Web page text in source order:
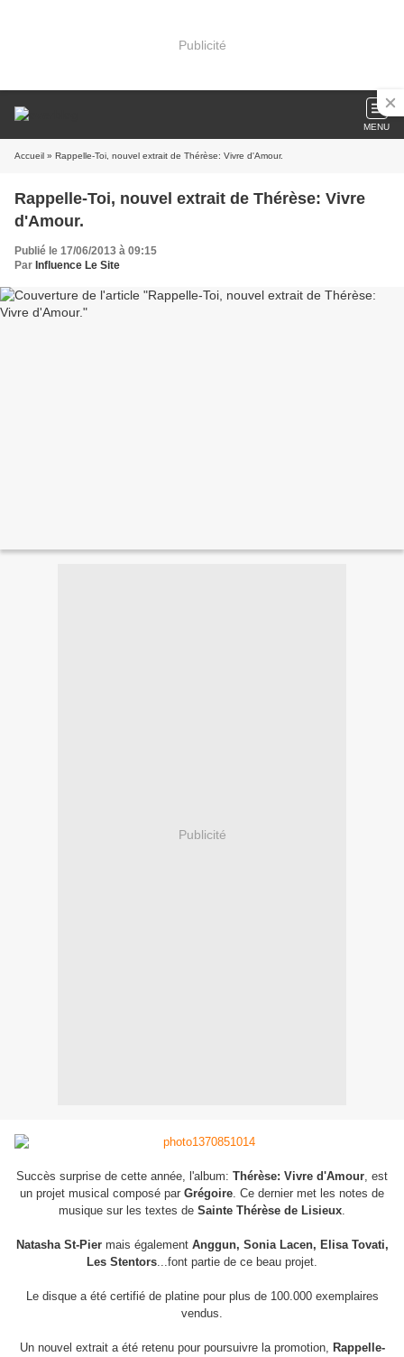
Publicité
MENU
Accueil » Rappelle-Toi, nouvel extrait de Thérèse: Vivre d'Amour.
Rappelle-Toi, nouvel extrait de Thérèse: Vivre
d'Amour.
Publié le 17/06/2013 à 09:15
Par Influence Le Site
Publicité
Succès surprise de cette année, l'album: Thérèse: Vivre d'Amour, est
un projet musical composé par Grégoire. Ce dernier met les notes de
musique sur les textes de Sainte Thérèse de Lisieux.
Natasha St-Piermais également Anggun, Sonia Lacen, Elisa Tovati,
Les Stentors...font partie de ce beau projet.
Le disque a été certifié de platine pour plus de 100.000 exemplaires
vendus.
Un nouvel extrait a été retenu pour poursuivre la promotion, Rappelle-